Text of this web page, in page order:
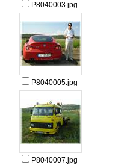
P8040003.jpg
P8040005.jpg
P8040007.jpg